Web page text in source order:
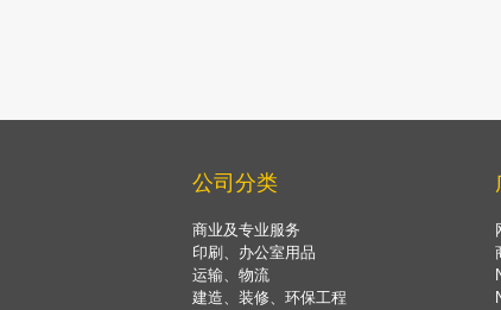
公司分类
商业及专业服务
印刷、办公室用品
运输、物流
建造、装修、环保工程